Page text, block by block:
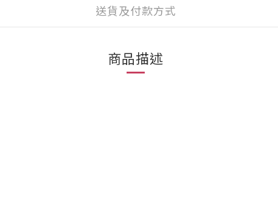
送貨及付款方式
商品描述